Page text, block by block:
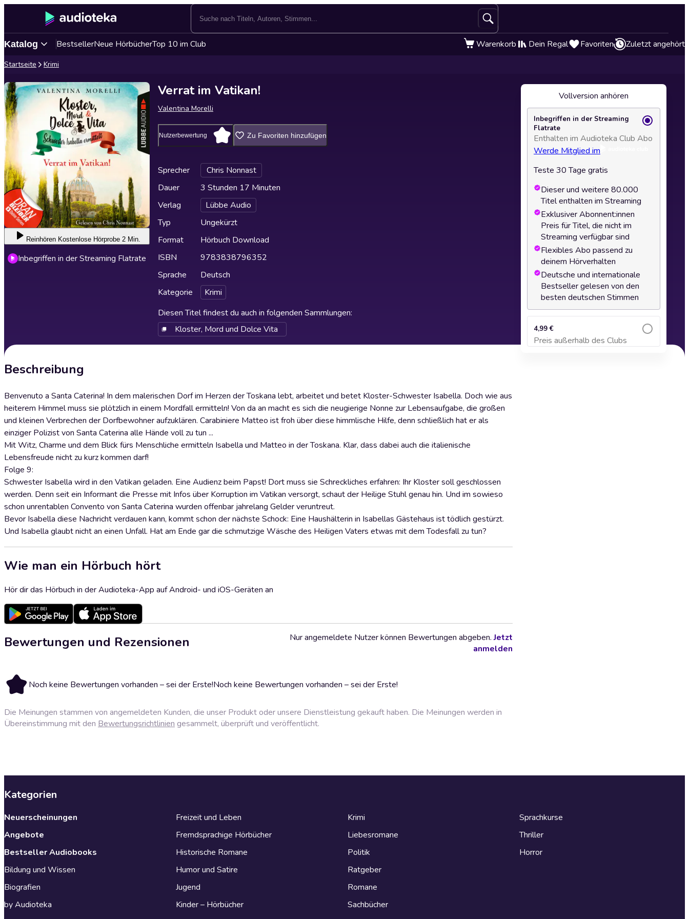
Katalog BestsellerNeue HörbücherTop 10 im Club Warenkorb Dein Regal Favoriten Zuletzt angehört
Startseite Krimi
Reinhören Kostenlose Hörprobe 2 Min.
Inbegriffen in der Streaming Flatrate
Verrat im Vatikan!
Valentina Morelli
Nutzerbewertung Zu Favoriten hinzufügen
Sprecher
Chris Nonnast
Dauer
3 Stunden 17 Minuten
Verlag
Lübbe Audio
Typ
Ungekürzt
Format
Hörbuch Download
ISBN
9783838796352
Sprache
Deutsch
Kategorie
Krimi
Diesen Titel findest du auch in folgenden Sammlungen:
Kloster, Mord und Dolce Vita
Beschreibung
Benvenuto a Santa Caterina! In dem malerischen Dorf im Herzen der Toskana lebt, arbeitet und betet Kloster-Schwester Isabella. Doch wie aus
heiterem Himmel muss sie plötzlich in einem Mordfall ermitteln! Von da an macht es sich die neugierige Nonne zur Lebensaufgabe, die großen
und kleinen Verbrechen der Dorfbewohner aufzuklären. Carabiniere Matteo ist froh über diese himmlische Hilfe, denn schließlich hat er als
einziger Polizist von Santa Caterina alle Hände voll zu tun ...
Mit Witz, Charme und dem Blick fürs Menschliche ermitteln Isabella und Matteo in der Toskana. Klar, dass dabei auch die italienische
Lebensfreude nicht zu kurz kommen darf!
Folge 9:
Schwester Isabella wird in den Vatikan geladen. Eine Audienz beim Papst! Dort muss sie Schreckliches erfahren: Ihr Kloster soll geschlossen
werden. Denn seit ein Informant die Presse mit Infos über Korruption im Vatikan versorgt, schaut der Heilige Stuhl genau hin. Und im sowieso
schon unrentablen Convento von Santa Caterina wurden offenbar jahrelang Gelder veruntreut.
Bevor Isabella diese Nachricht verdauen kann, kommt schon der nächste Schock: Eine Haushälterin in Isabellas Gästehaus ist tödlich gestürzt.
Und Isabella glaubt nicht an einen Unfall. Hat am Ende gar die schmutzige Wäsche des Heiligen Vaters etwas mit dem Todesfall zu tun?
Wie man ein Hörbuch hört
Hör dir das Hörbuch in der Audioteka-App auf Android- und iOS-Geräten an
Bewertungen und Rezensionen
Noch keine Bewertungen vorhanden – sei der Erste!Noch keine Bewertungen vorhanden – sei der Erste!
Nur angemeldete Nutzer können Bewertungen abgeben.Jetzt
anmelden
Die Meinungen stammen von angemeldeten Kunden, die unser Produkt oder unsere Dienstleistung gekauft haben. Die Meinungen werden in
Übereinstimmung mit den Bewertungsrichtlinien gesammelt, überprüft und veröffentlicht.
Vollversion anhören
Inbegriffen in der Streaming
Flatrate
Enthalten im Audioteka Club Abo
Werde Mitglied im
Teste 30 Tage gratis
Dieser und weitere 80.000
Titel enthalten im Streaming
Exklusiver Abonnent:innen
Preis für Titel, die nicht im
Streaming verfügbar sind
Flexibles Abo passend zu
deinem Hörverhalten
Deutsche und internationale
Bestseller gelesen von den
besten deutschen Stimmen
4,99 €
Preis außerhalb des Clubs
Zum Warenkorb hinzufügen
Kategorien
Neuerscheinungen
Angebote
Bestseller Audiobooks
Bildung und Wissen
Biografien
by Audioteka
Freizeit und Leben
Fremdsprachige Hörbücher
Historische Romane
Humor und Satire
Jugend
Kinder – Hörbücher
Krimi
Liebesromane
Politik
Ratgeber
Romane
Sachbücher
Sprachkurse
Thriller
Horror